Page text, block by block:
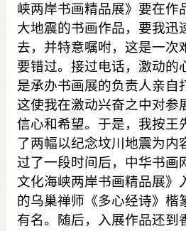
峡两岸书画精品展》要在作
大地震的书画作品，要我迅
去，并特意嘱咐，这是一次
要错过。接过电话，激动的
是承办书画展的负责人亲自
这使我在激动兴奋之中对参
信心和希望。于是，我按王
了两幅以纪念坟川地震为内
过了一段时间后，中华书画
文化海峡两岸书画精品展》
的乌巢禅师《多心经诗》楷
有名。随后，入展作品还到